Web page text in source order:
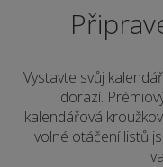
Vystavte svůj
dorazí.
kalendářová
volné otáčení listů